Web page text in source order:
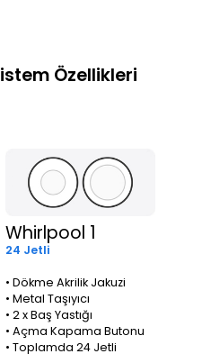
Özellikleri
Whirlpool 1
24 Jetli
• Dökme Akrilik Jakuzi
• Metal Taşıyıcı
• 2 x Baş Yastığı
• Açma Kapama Butonu
• Toplamda 24 Jetli